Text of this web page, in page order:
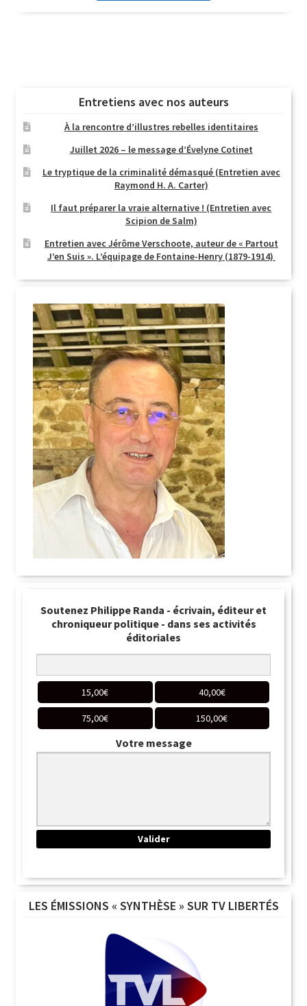
Entretiens avec nos auteurs
À la rencontre d’illustres rebelles identitaires
Juillet 2026 – le message d’Évelyne Cotinet
Le tryptique de la criminalité démasqué (Entretien avec
Raymond H. A. Carter)
Il faut préparer la vraie alternative ! (Entretien avec
Scipion de Salm)
Entretien avec Jérôme Verschoote, auteur de « Partout
J’en Suis ». L’équipage de Fontaine-Henry (1879-1914)
Soutenez Philippe Randa - écrivain, éditeur et
chroniqueur politique - dans ses activités
éditoriales
15,00€ 40,00€
75,00€ 150,00€
Votre message
LES ÉMISSIONS « SYNTHÈSE » SUR TV LIBERTÉS